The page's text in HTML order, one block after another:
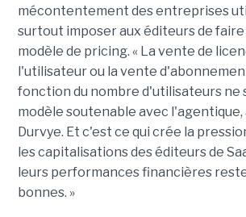
mécontentement des entreprises
surtout imposer aux éditeurs de
modèle de pricing. « La vente de
l'utilisateur ou la vente
fonction du nombre d'utilisateurs ne
modèle soutenable avec l'agentique,
Durvye. Et c'est ce qui crée la
les capitalisations des éditeurs de
leurs performances financières
bonnes. »